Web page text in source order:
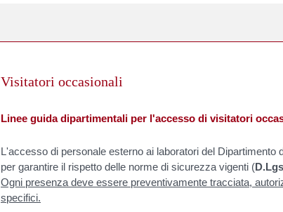
Visitatori occasionali
Linee guida dipartimentali per l'accesso di visitatori
L'accesso di personale esterno ai laboratori del Dipartimento
per garantire il rispetto delle norme di sicurezza vigenti (
Ogni presenza deve essere preventivamente tracciata,
specifici.